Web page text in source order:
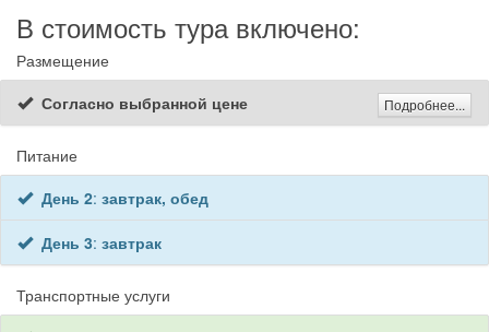
В стоимость тура включено:
Размещение
Согласно выбранной цене
Подробнее...
Питание
День 2: завтрак, обед
День 3: завтрак
Транспортные услуги